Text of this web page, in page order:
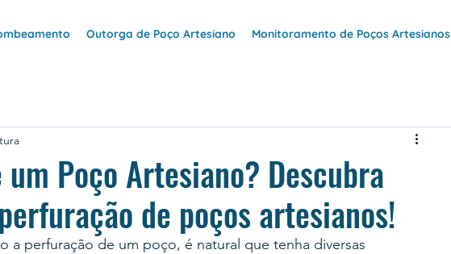
Outorga de Poço Artesiano Monitoramento de Poços Artesianos
Poço Artesiano? Descubra
de poços artesianos!
a perfuração de um poço, é natural que tenha diversas